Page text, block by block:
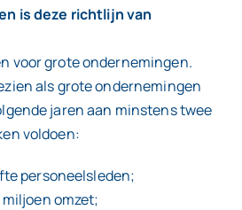
is deze richtlijn van
voor grote ondernemingen.
als grote ondernemingen
jaren aan minstens twee
voldoen:
personeelsleden;
omzet;